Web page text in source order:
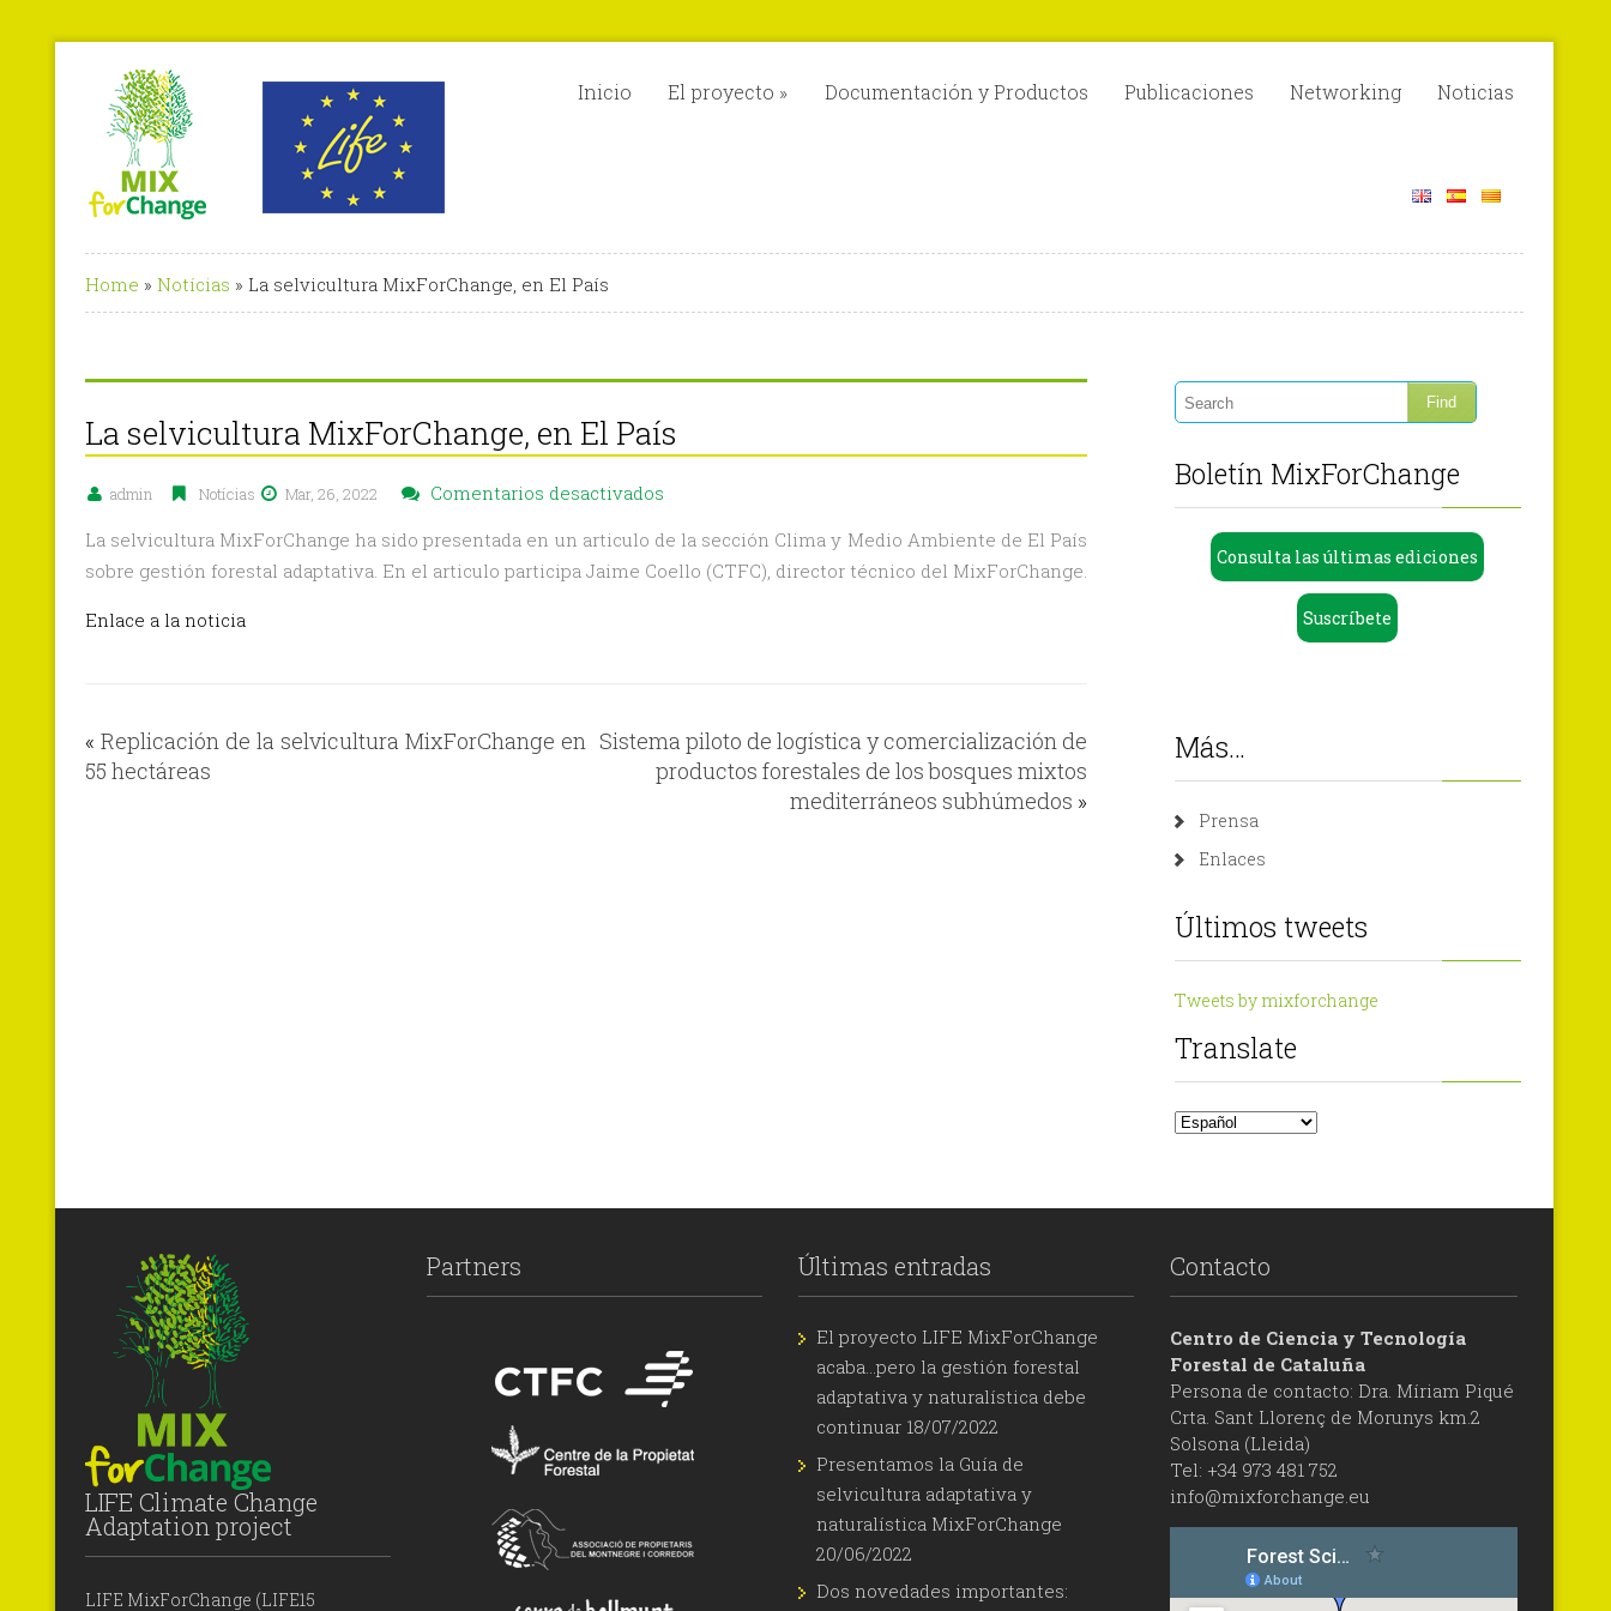
Inicio El proyecto » Documentación y Productos Publicaciones Networking Noticias
Home » Notícias » La selvicultura MixForChange, en El País
La selvicultura MixForChange, en El País
admin Notícias Mar, 26, 2022 Comentarios desactivados
selvicultura
MixForChange,
La selvicultura MixForChange ha sido presentada en un articulo de la sección Clima y Medio Ambiente de El País
sobre gestión forestal adaptativa. En el articulo participa Jaime Coello (CTFC), director técnico del MixForChange.
Enlace a la noticia
« Replicación de la selvicultura MixForChange en
55 hectáreas
Sistema piloto de logística y comercialización de
productos forestales de los bosques mixtos
mediterráneos subhúmedos »
Boletín MixForChange
Consulta las últimas ediciones
Suscríbete
Más…
Prensa
Enlaces
Últimos tweets
Tweets by mixforchange
Translate
LIFE Climate Change
Adaptation project
LIFE MixForChange (LIFE15
Partners Últimas entradas
El proyecto LIFE MixForChange
acaba…pero la gestión forestal
adaptativa y naturalística debe
continuar 18/07/2022
Presentamos la Guía de
selvicultura adaptativa y
naturalística MixForChange
20/06/2022
Dos novedades importantes:
Contacto
Centro de Ciencia y Tecnología
Forestal de Cataluña
Persona de contacto: Dra. Míriam Piqué
Crta. Sant Llorenç de Morunys km.2
Solsona (Lleida)
Tel: +34 973 481 752
info@mixforchange.eu